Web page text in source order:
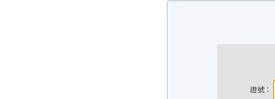
證號：